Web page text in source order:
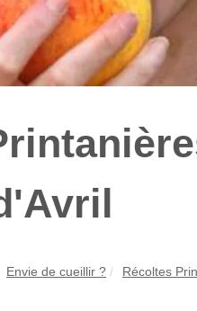
Envie de cueillir ? Récoltes